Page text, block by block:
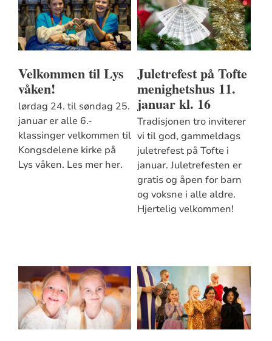
Velkommen til Lys
våken!
lørdag 24. til søndag 25.
januar er alle 6.-
klassinger velkommen til
Kongsdelene kirke på
Lys våken. Les mer her.
Juletrefest på Tofte
menighetshus 11.
januar kl. 16
Tradisjonen tro inviterer
vi til god, gammeldags
juletrefest på Tofte i
januar. Juletrefesten er
gratis og åpen for barn
og voksne i alle aldre.
Hjertelig velkommen!